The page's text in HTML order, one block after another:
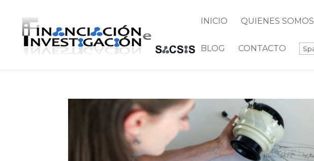
INICIO QUIENES SOMOS
BLOG CONTACTO